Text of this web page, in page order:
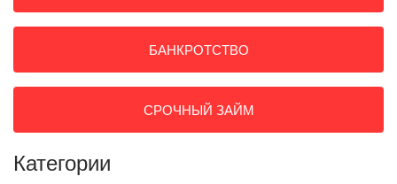
БАНКРОТСТВО
СРОЧНЫЙ ЗАЙМ
Категории